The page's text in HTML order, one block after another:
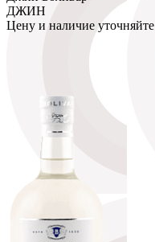
ДЖИН
Цену и наличие